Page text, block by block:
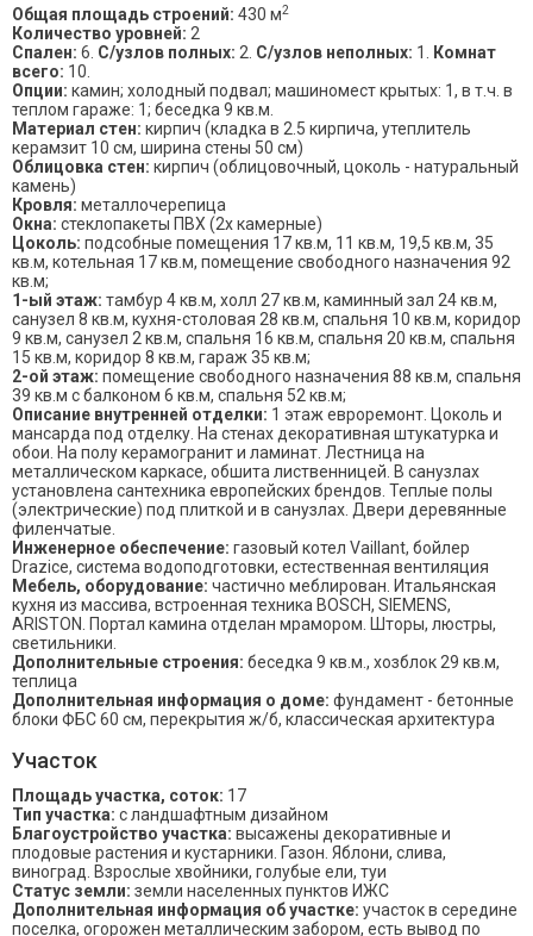
Общая площадь строений: 430 м2
Количество уровней: 2
Спален: 6. С/узлов полных: 2. С/узлов неполных: 1.
Комнат
всего: 10.
Опции: камин; холодный подвал; машиномест крытых: 1, в т.ч. в
теплом гараже: 1; беседка 9 кв.м.
Материал стен: кирпич (кладка в 2.5 кирпича, утеплитель
керамзит 10 см, ширина стены 50 см)
Облицовка стен: кирпич (облицовочный, цоколь - натуральный
камень)
Кровля: металлочерепица
Окна: стеклопакеты ПВХ (2х камерные)
Цоколь: подсобные помещения 17 кв.м, 11 кв.м, 19,5 кв.м, 35
кв.м, котельная 17 кв.м, помещение свободного назначения 92
кв.м;
1-ый этаж: тамбур 4 кв.м, холл 27 кв.м, каминный зал 24 кв.м,
санузел 8 кв.м, кухня-столовая 28 кв.м, спальня 10 кв.м, коридор
9 кв.м, санузел 2 кв.м, спальня 16 кв.м, спальня 20 кв.м, спальня
15 кв.м, коридор 8 кв.м, гараж 35 кв.м;
2-ой этаж: помещение свободного назначения 88 кв.м, спальня
39 кв.м с балконом 6 кв.м, спальня 52 кв.м;
Описание внутренней отделки: 1 этаж евроремонт. Цоколь и
мансарда под отделку. На стенах декоративная штукатурка и
обои. На полу керамогранит и ламинат. Лестница на
металлическом каркасе, обшита лиственницей. В санузлах
установлена сантехника европейских брендов. Теплые полы
(электрические) под плиткой и в санузлах. Двери деревянные
филенчатые.
Инженерное обеспечение: газовый котел Vaillant, бойлер
Drazice, система водоподготовки, естественная вентиляция
Мебель, оборудование: частично меблирован. Итальянская
кухня из массива, встроенная техника BOSCH, SIEMENS,
ARISTON. Портал камина отделан мрамором. Шторы, люстры,
светильники.
Дополнительные строения: беседка 9 кв.м., хозблок 29 кв.м,
теплица
Дополнительная информация о доме: фундамент - бетонные
блоки ФБС 60 см, перекрытия ж/б, классическая архитектура
Участок
Площадь участка, соток: 17
Тип участка: с ландшафтным дизайном
Благоустройство участка: высажены декоративные и
плодовые растения и кустарники. Газон. Яблони, слива,
виноград. Взрослые хвойники, голубые ели, туи
Статус земли: земли населенных пунктов ИЖС
Дополнительная информация об участке: участок в середине
поселка, огорожен металлическим забором, есть вывод по